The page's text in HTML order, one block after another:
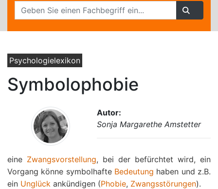
Psychologielexikon
Symbolophobie
Autor:
Sonja Margarethe Amstetter
eine Zwangsvorstellung, bei der befürchtet wird, ein
Vorgang könne symbolhafte Bedeutung haben und z.B.
ein Unglück ankündigen (Phobie, Zwangsstörungen).